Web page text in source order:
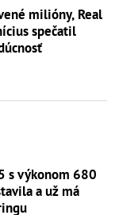
milióny, Real
spečatil
s výkonom 680
a už má